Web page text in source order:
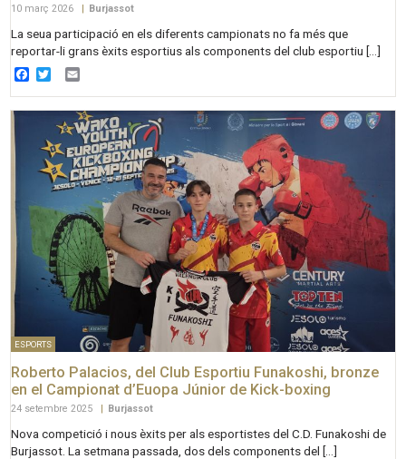
10 març 2026 | Burjassot
La seua participació en els diferents campionats no fa més que
reportar-li grans èxits esportius als components del club esportiu […]
Facebook
Twitter
ESPORTS
Roberto Palacios, del Club Esportiu Funakoshi, bronze
en el Campionat d’Euopa Júnior de Kick-boxing
24 setembre 2025 | Burjassot
Nova competició i nous èxits per als esportistes del C.D. Funakoshi de
Burjassot. La setmana passada, dos dels components del […]